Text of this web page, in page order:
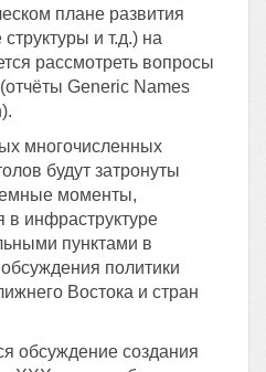
плане развития
и т.д.) на
рассмотреть вопросы
Generic Names
многочисленных
будут затронуты
моменты,
в инфраструктуре
пунктами в
политики
Востока и стран
обсуждение создания